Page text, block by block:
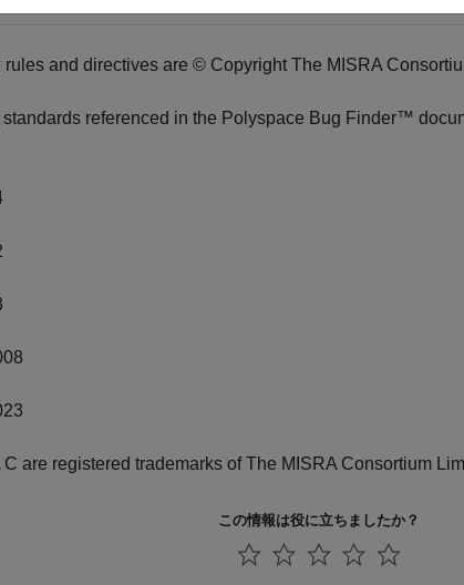
and directives are © Copyright The MISRA
referenced in the Polyspace Bug Finder™
C are registered trademarks of The MISRA Consortium
この情報は役に立ちましたか？